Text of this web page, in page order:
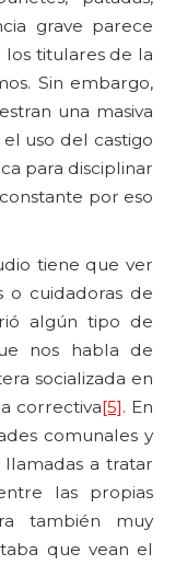
grave parece
los titulares de la
Sin embargo,
una masiva
uso del castigo
para disciplinar
por eso
tiene que ver
o cuidadoras de
algún tipo de
nos habla de
socializada en
correctiva[5]. En
comunales y
llamadas a tratar
las propias
también muy
que vean el